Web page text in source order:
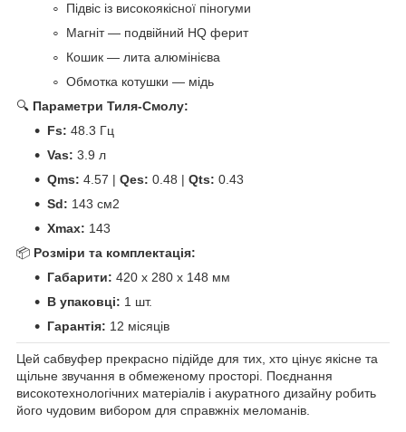
Підвіс із високоякісної піногуми
Магніт — подвійний HQ ферит
Кошик — лита алюмінієва
Обмотка котушки — мідь
🔍 Параметри Тиля-Смолу:
Fs: 48.3 Гц
Vas: 3.9 л
Qms: 4.57 | Qes: 0.48 | Qts: 0.43
Sd: 143 см2
Xmax: 143
📦 Розміри та комплектація:
Габарити: 420 x 280 x 148 мм
В упаковці: 1 шт.
Гарантія: 12 місяців
Цей сабвуфер прекрасно підійде для тих, хто цінує якісне та
щільне звучання в обмеженому просторі. Поєднання
високотехнологічних матеріалів і акуратного дизайну робить
його чудовим вибором для справжніх меломанів.